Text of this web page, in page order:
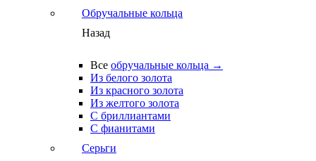
Обручальные кольца
Назад
Все обручальные кольца →
Из белого золота
Из красного золота
Из желтого золота
С бриллиантами
С фианитами
Серьги